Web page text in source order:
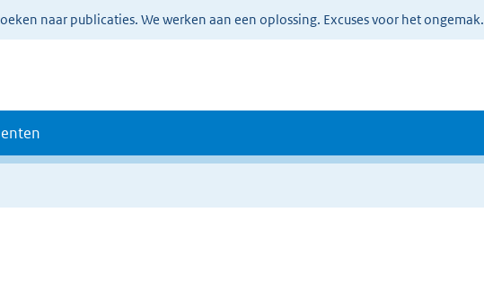
naar publicaties. We werken aan een oplossing. Excuses voor het ongemak.